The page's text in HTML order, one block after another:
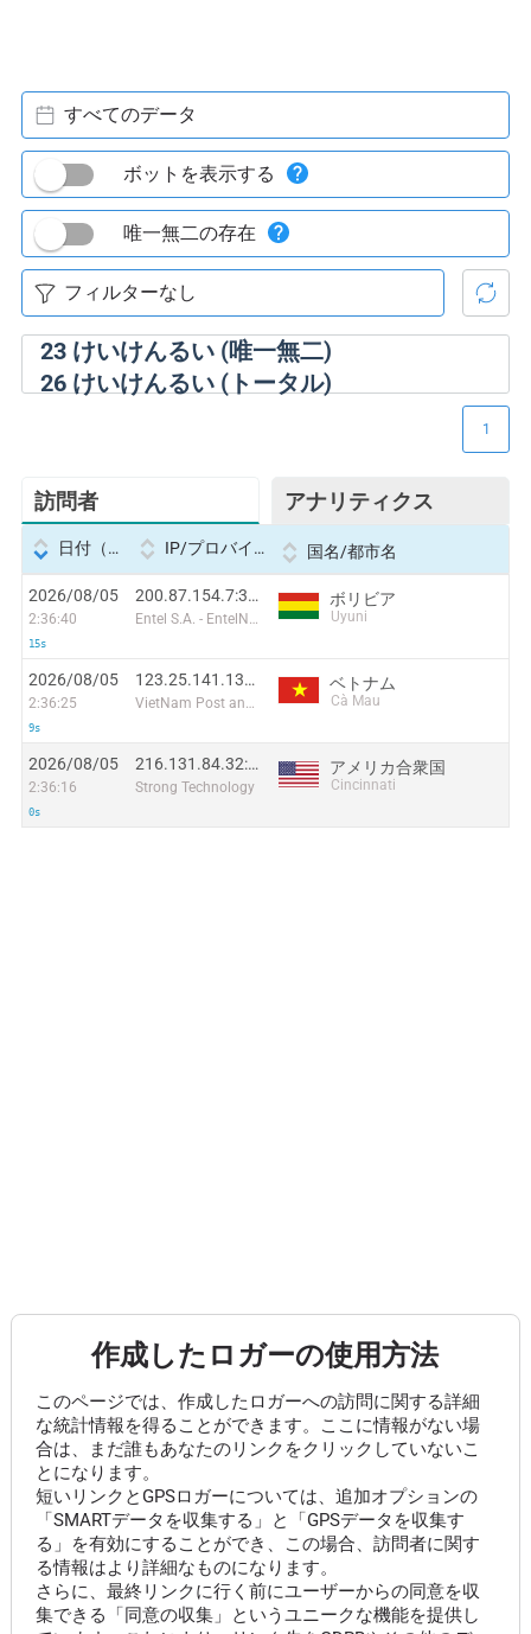
23けいけんるい (唯一無二)
26けいけんるい (トータル)
すべてのデータ
ボットを表示する
唯一無二の存在
訪問者 アナリティクス
1
日付（Datetime IP/プロバイダー 国名/都市名
2026/08/05
2:36:40
15s
200.87.154.7:38552
Entel S.A. - EntelNet
ボリビア
Uyuni
2026/08/05
2:36:25
9s
123.25.141.137:49880
VietNam Post and Telecom Corporation
ベトナム
Cà Mau
2026/08/05
2:36:16
0s
216.131.84.32:43598
Strong Technology
アメリカ合衆国
Cincinnati
作成したロガーの使用方法
このページでは、作成したロガーへの訪問に関する詳細
な統計情報を得ることができます。ここに情報がない場
合は、まだ誰もあなたのリンクをクリックしていないこ
とになります。
短いリンクとGPSロガーについては、追加オプションの
「SMARTデータを収集する」と「GPSデータを収集す
る」を有効にすることができ、この場合、訪問者に関す
る情報はより詳細なものになります。
さらに、最終リンクに行く前にユーザーからの同意を収
集できる「同意の収集」というユニークな機能を提供し